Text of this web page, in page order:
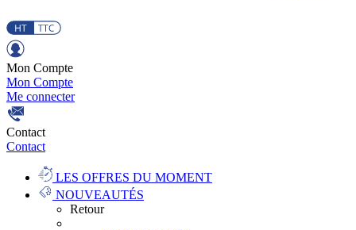
Mon Compte
Mon Compte
Me connecter
Contact
Contact
LES OFFRES DU MOMENT
NOUVEAUTÉS
Retour